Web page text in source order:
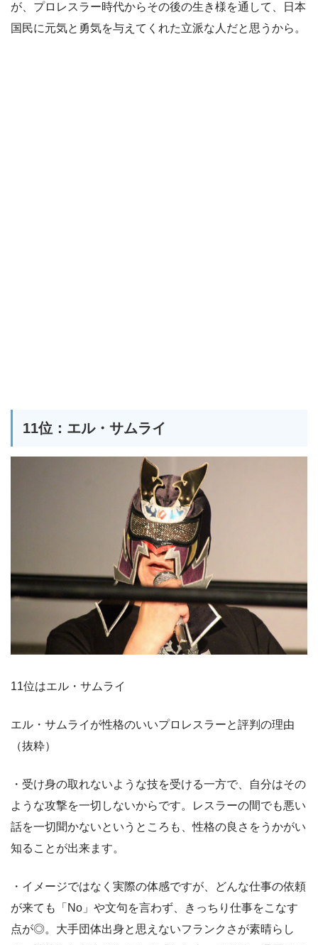
が、プロレスラー時代からその後の生き様を通して、日本
国民に元気と勇気を与えてくれた立派な人だと思うから。
11位：エル・サムライ
11位はエル・サムライ
エル・サムライが性格のいいプロレスラーと評判の理由
（抜粋）
・受け身の取れないような技を受ける一方で、自分はその
ような攻撃を一切しないからです。レスラーの間でも悪い
話を一切聞かないというところも、性格の良さをうかがい
知ることが出来ます。
・イメージではなく実際の体感ですが、どんな仕事の依頼
が来ても「No」や文句を言わず、きっちり仕事をこなす
点が◎。大手団体出身と思えないフランクさが素晴らし